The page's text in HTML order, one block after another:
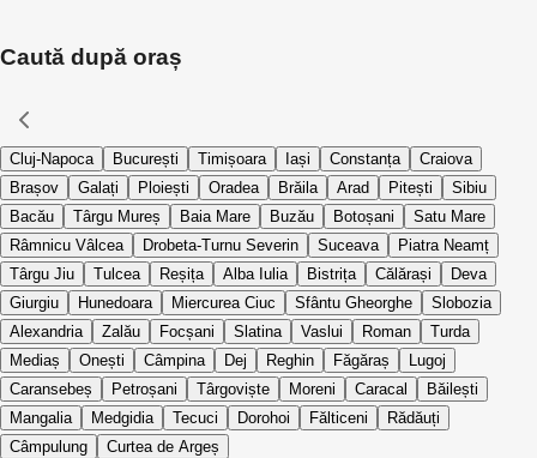
Caută după oraș
Cluj-Napoca București Timișoara Iași Constanța
Craiova
Brașov
Galați Ploiești Oradea Brăila Arad Pitești
Sibiu
Bacău
Târgu Mureș Baia Mare Buzău Botoșani
Satu Mare
Râmnicu Vâlcea
Drobeta-Turnu Severin Suceava
Piatra Neamț
Târgu Jiu
Tulcea Reșița Alba Iulia Bistrița Călărași
Deva
Giurgiu
Hunedoara Miercurea Ciuc Sfântu Gheorghe
Slobozia
Alexandria
Zalău Focșani Slatina Vaslui Roman
Turda
Mediaș
Onești Câmpina Dej Reghin Făgăraș
Lugoj
Caransebeș
Petroșani Târgoviște Moreni Caracal
Băilești
Mangalia
Medgidia Tecuci Dorohoi Fălticeni
Rădăuți
Câmpulung
Curtea de Argeș